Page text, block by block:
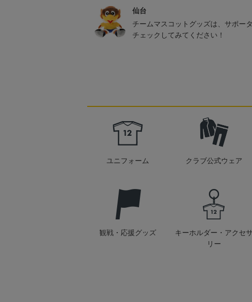
仙台
チームマスコットグッズは、サポー
チェックしてみてください！
ユニフォーム クラブ公式ウェア
観戦・応援グッズ
キーホルダー・アクセサ
リー